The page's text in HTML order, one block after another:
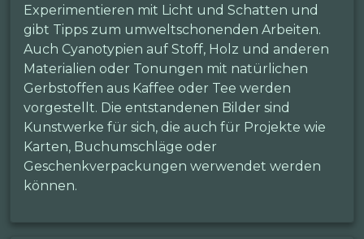
Experimentieren mit Licht und Schatten und
gibt Tipps zum umweltschonenden Arbeiten.
Auch Cyanotypien auf Stoff, Holz und anderen
Materialien oder Tonungen mit natürlichen
Gerbstoffen aus Kaffee oder Tee werden
vorgestellt. Die entstandenen Bilder sind
Kunstwerke für sich, die auch für Projekte wie
Karten, Buchumschläge oder
Geschenkverpackungen werwendet werden
können.